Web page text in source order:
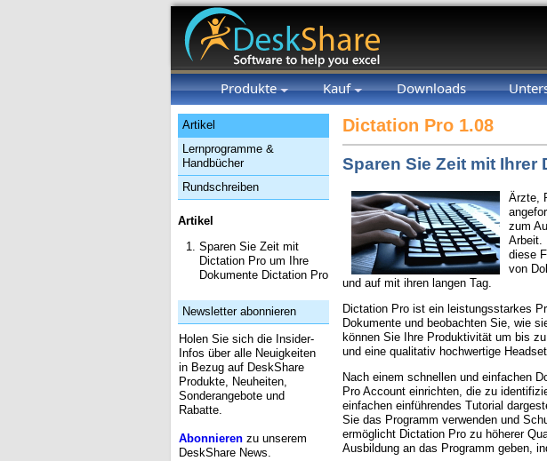
Produkte Kauf Downloads
Artikel
Lernprogramme &
Handbücher
Rundschreiben
Artikel
Sparen Sie Zeit mit
Dictation Pro um Ihre
Dokumente Dictation Pro
Newsletter abonnieren
Holen Sie sich die Insider-
Infos über alle Neuigkeiten
in Bezug auf DeskShare
Produkte, Neuheiten,
Sonderangebote und
Rabatte.
Abonnieren zu unserem
DeskShare News.
Dictation Pro 1.08
Sparen Sie Zeit mit
Ärzte,
zum
Arbeit.
diese
von
und auf mit ihren langen Tag.
Dictation Pro ist ein leistungsstarkes
Dokumente und beobachten Sie, wie
können Sie Ihre Produktivität um bis
und eine qualitativ hochwertige
Nach einem schnellen und einfachen
Pro Account einrichten, die zu
einfachen einführendes Tutorial
Sie das Programm verwenden und
ermöglicht Dictation Pro zu höherer
Ausbildung an das Programm geben,